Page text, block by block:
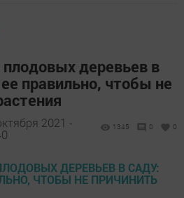
деревьев в
правильно, чтобы не
2021 -
1345 0 0